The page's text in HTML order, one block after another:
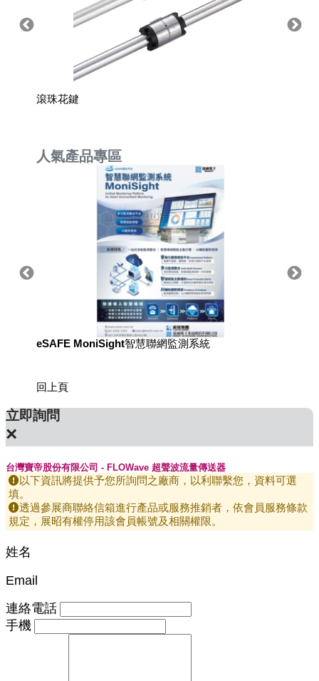
滾珠花鍵
人氣產品專區
eSAFE MoniSight智慧聯網監測系統
回上頁
立即詢問
×
台灣寶帝股份有限公司 - FLOWave 超聲波流量傳送器
以下資訊將提供予您所詢問之廠商，以利聯繫您，資料可選
填。
透過參展商聯絡信箱進行產品或服務推銷者，依會員服務條款
規定，展昭有權停用該會員帳號及相關權限。
姓名
Email
連絡電話
手機